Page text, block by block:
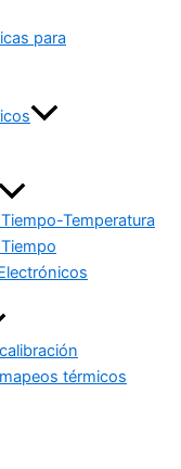
para
Temperatura
térmicos